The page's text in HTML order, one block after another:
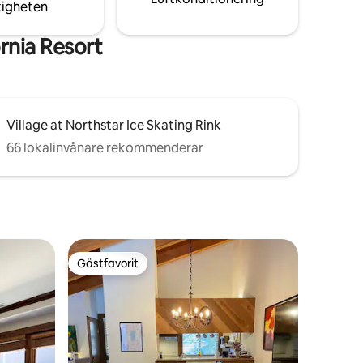
Resort
Village at Northstar Ice Skating Rink
66 lokalinvånare rekommenderar
Gästfavorit
Gästfavorit